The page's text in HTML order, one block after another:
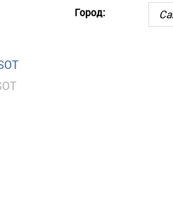
Город: